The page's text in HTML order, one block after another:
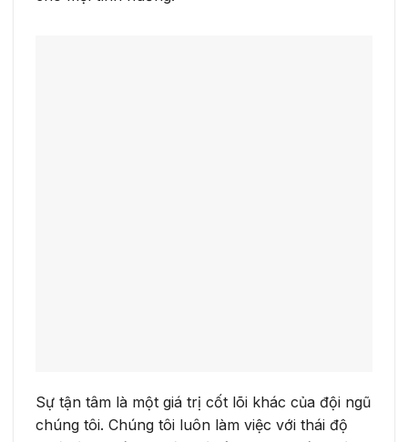
Sự tận tâm là một giá trị cốt lõi khác của đội ngũ
chúng tôi. Chúng tôi luôn làm việc với thái độ